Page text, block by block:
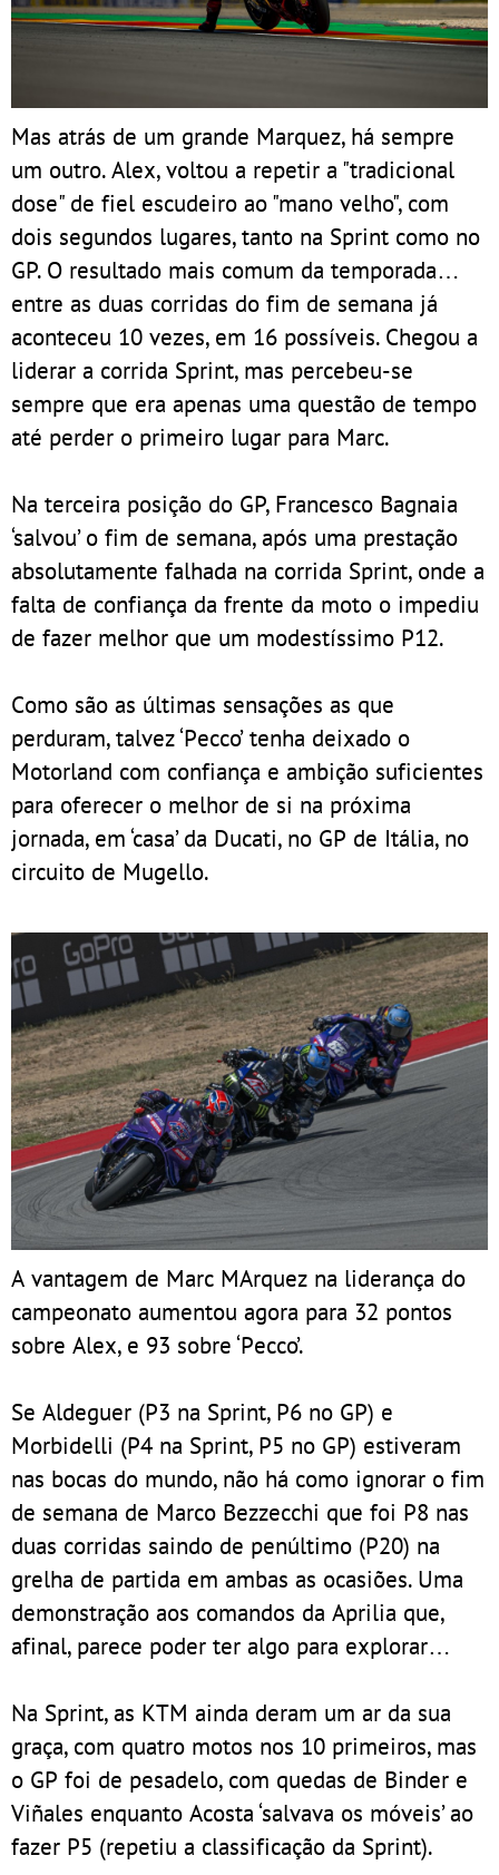
Mas atrás de um grande Marquez, há sempre
um outro. Alex, voltou a repetir a "tradicional
dose" de fiel escudeiro ao "mano velho", com
dois segundos lugares, tanto na Sprint como no
GP. O resultado mais comum da temporada…
entre as duas corridas do fim de semana já
aconteceu 10 vezes, em 16 possíveis. Chegou a
liderar a corrida Sprint, mas percebeu-se
sempre que era apenas uma questão de tempo
até perder o primeiro lugar para Marc.
Na terceira posição do GP, Francesco Bagnaia
‘salvou’ o fim de semana, após uma prestação
absolutamente falhada na corrida Sprint, onde a
falta de confiança da frente da moto o impediu
de fazer melhor que um modestíssimo P12.
Como são as últimas sensações as que
perduram, talvez ‘Pecco’ tenha deixado o
Motorland com confiança e ambição suficientes
para oferecer o melhor de si na próxima
jornada, em ‘casa’ da Ducati, no GP de Itália, no
circuito de Mugello.
A vantagem de Marc MArquez na liderança do
campeonato aumentou agora para 32 pontos
sobre Alex, e 93 sobre ‘Pecco’.
Se Aldeguer (P3 na Sprint, P6 no GP) e
Morbidelli (P4 na Sprint, P5 no GP) estiveram
nas bocas do mundo, não há como ignorar o fim
de semana de Marco Bezzecchi que foi P8 nas
duas corridas saindo de penúltimo (P20) na
grelha de partida em ambas as ocasiões. Uma
demonstração aos comandos da Aprilia que,
afinal, parece poder ter algo para explorar…
Na Sprint, as KTM ainda deram um ar da sua
graça, com quatro motos nos 10 primeiros, mas
o GP foi de pesadelo, com quedas de Binder e
Viñales enquanto Acosta ‘salvava os móveis’ ao
fazer P5 (repetiu a classificação da Sprint).